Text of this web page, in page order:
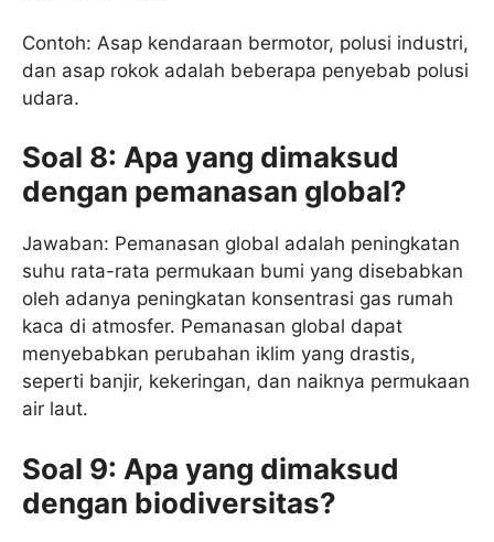
Contoh: Asap kendaraan bermotor, polusi industri,
dan asap rokok adalah beberapa penyebab polusi
udara.
Soal 8: Apa yang dimaksud
dengan pemanasan global?
Jawaban: Pemanasan global adalah peningkatan
suhu rata-rata permukaan bumi yang disebabkan
oleh adanya peningkatan konsentrasi gas rumah
kaca di atmosfer. Pemanasan global dapat
menyebabkan perubahan iklim yang drastis,
seperti banjir, kekeringan, dan naiknya permukaan
air laut.
Soal 9: Apa yang dimaksud
dengan biodiversitas?